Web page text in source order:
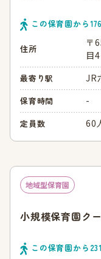
この保育園から176
住所
〒
目
最寄り駅 JR
保育時間 -
定員数 60
地域型保育園
小規模保育園ク
この保育園から 231